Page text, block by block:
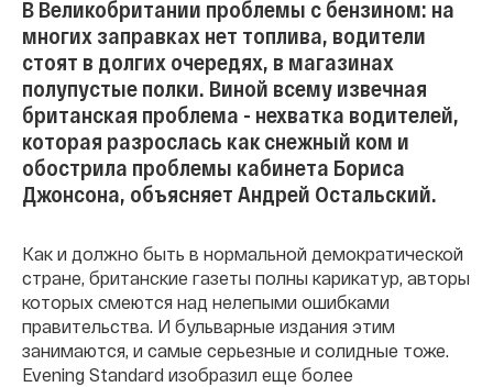
В Великобритании проблемы с бензином: на
многих заправках нет топлива, водители
стоят в долгих очередях, в магазинах
полупустые полки. Виной всему извечная
британская проблема - нехватка водителей,
которая разрослась как снежный ком и
обострила проблемы кабинета Бориса
Джонсона, объясняет Андрей Остальский.
Как и должно быть в нормальной демократической
стране, британские газеты полны карикатур, авторы
которых смеются над нелепыми ошибками
правительства. И бульварные издания этим
занимаются, и самые серьезные и солидные тоже.
Evening Standard изобразил еще более